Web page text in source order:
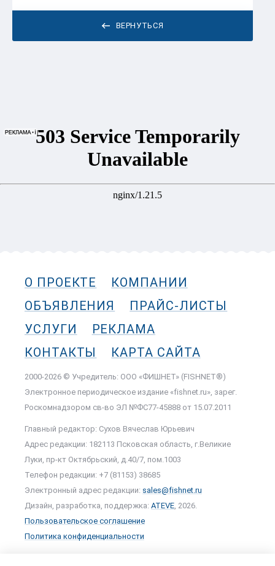
ВЕРНУТЬСЯ
О ПРОЕКТЕ
КОМПАНИИ
ОБЪЯВЛЕНИЯ
ПРАЙС-ЛИСТЫ
УСЛУГИ
РЕКЛАМА
КОНТАКТЫ
КАРТА САЙТА
2000-2026 © Учредитель: ООО «ФИШНЕТ» (FISHNET®)
Электронное периодическое издание «fishnet.ru», зарег.
Роскомнадзором cв-во ЭЛ №ФС77-45888 от 15.07.2011
Главный редактор: Сухов Вячеслав Юрьевич
Адрес редакции: 182113 Псковская область, г.Великие
Луки, пр-кт Октябрьский, д.40/7, пом.1003
Телефон редакции: +7 (81153) 38685
Электронный адрес редакции: sales@fishnet.ru
Дизайн, разработка, поддержка: ATEVE, 2026.
Пользовательское соглашение
Политика конфиденциальности